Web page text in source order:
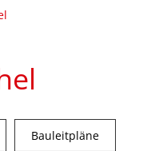
Bauleitpläne